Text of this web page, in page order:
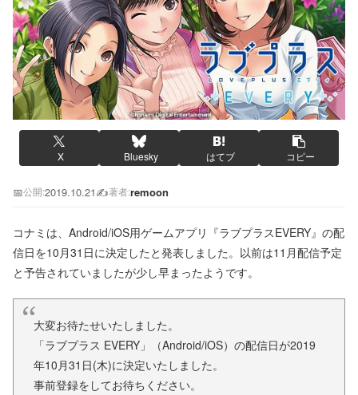
X Bluesky はてブ コピー
📅公開:2019.10.21✍️著者:remoon
コナミは、Android/iOS用ゲームアプリ『ラブプラスEVERY』の配
信日を10月31日に決定したと発表しました。以前は11月配信予定
と予告されていましたが少し早まったようです。
大変お待たせいたしました。
「ラブプラス EVERY」（Android/iOS）の配信日が2019
年10月31日(木)に決定いたしました。
事前登録をしてお待ちください。